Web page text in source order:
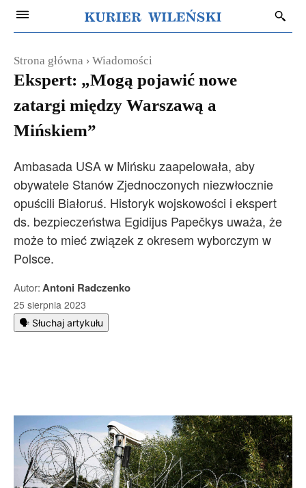
Strona główna Wiadomości
Ekspert: „Mogą pojawić nowe
zatargi między Warszawą a
Mińskiem”
Ambasada USA w Mińsku zaapelowała, aby
obywatele Stanów Zjednoczonych niezwłocznie
opuścili Białoruś. Historyk wojskowości i ekspert
ds. bezpieczeństwa Egidijus Papečkys uważa, że
może to mieć związek z okresem wyborczym w
Polsce.
Autor:Antoni Radczenko
25 sierpnia 2023
🗣️ Słuchaj artykułu